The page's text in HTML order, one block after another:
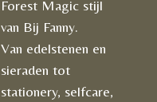
Forest Magic stijl
van Bij Fanny.
Van edelstenen en
sieraden tot
stationery, selfcare,